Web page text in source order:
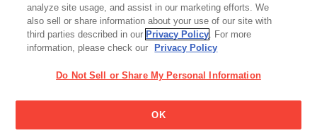
プライバシーポリシー ソーシャルメディアポリシー サイトマップ
Ezaki Glico Co., Ltd. All Rights Reserved.
analyze site usage, and assist in our marketing efforts. We
also sell or share information about your use of our site with
third parties described in our Privacy Policy. For more
information, please check our
Privacy Policy
Do Not Sell or Share My Personal Information
OK